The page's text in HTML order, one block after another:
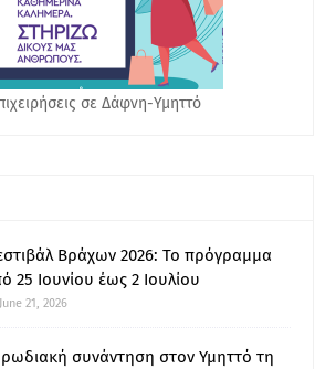
σε Δάφνη-Υμηττό
Βράχων 2026: Το πρόγραμμα
25 Ιουνίου έως 2 Ιουλίου
June 21, 2026
συνάντηση στον Υμηττό τη